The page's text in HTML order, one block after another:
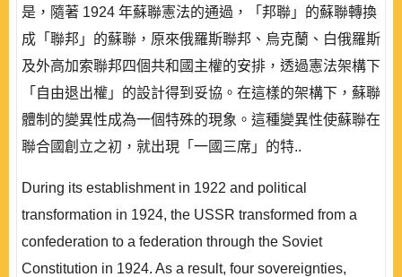
是，隨著 1924 年蘇聯憲法的通過，「邦聯」的蘇聯轉換
成「聯邦」的蘇聯，原來俄羅斯聯邦、烏克蘭、白俄羅斯
及外高加索聯邦四個共和國主權的安排，透過憲法架構下
「自由退出權」的設計得到妥協。在這樣的架構下，蘇聯
體制的變異性成為一個特殊的現象。這種變異性使蘇聯在
聯合國創立之初，就出現「一國三席」的特..
During its establishment in 1922 and political
transformation in 1924, the USSR transformed from a
confederation to a federation through the Soviet
Constitution in 1924. As a result, four sovereignties,